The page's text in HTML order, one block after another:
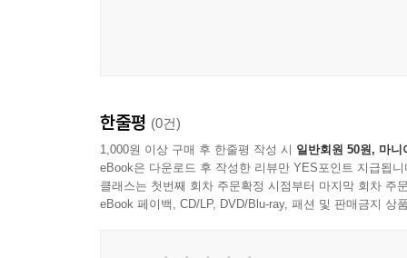
한줄평 (0건)
1,000원 이상 구매 후 한줄평 작성 시 일반회원 50원, 마니
eBook은 다운로드 후 작성한 리뷰만 YES포인트 지급됩니
클래스는 첫번째 회차 주문확정 시점부터 마지막 회차 주
eBook 페이백, CD/LP, DVD/Blu-ray, 패션 및 판매금지 상